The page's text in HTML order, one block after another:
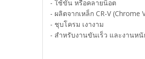
- ใช้ขัน หรือคลายน็อต
- ผลิตจากเหล็ก CR-V (Chrome
- ชุบโครม เงางาม
- สำหรับงานขันเร็ว และงานหนั